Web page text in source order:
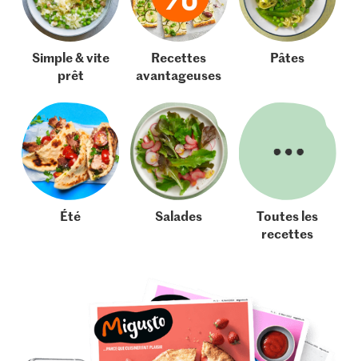
Simple & vite
prêt
Recettes
avantageuses
Pâtes
Été Salades
Toutes les
recettes